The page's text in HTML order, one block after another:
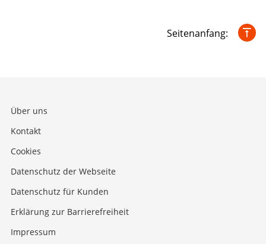
Seitenanfang:
Über uns
Kontakt
Cookies
Datenschutz der Webseite
Datenschutz für Kunden
Erklärung zur Barrierefreiheit
Impressum